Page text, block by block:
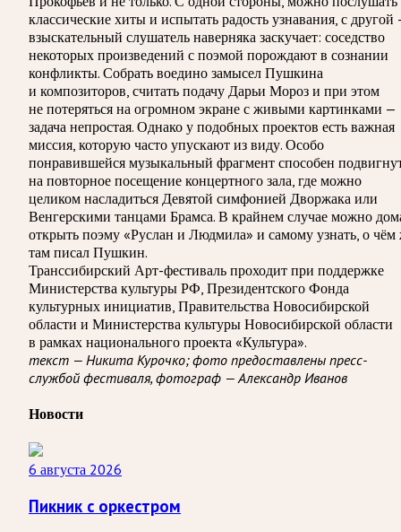
классические хиты и испытать радость узнавания, с другой
взыскательный слушатель наверняка заскучает: соседство
некоторых произведений с поэмой порождают в сознании
конфликты. Собрать воедино замысел Пушкина
и композиторов, считать подачу Дарьи Мороз и при этом
не потеряться на огромном экране с живыми картинками —
задача непростая. Однако у подобных проектов есть важная
миссия, которую часто упускают из виду. Особо
понравившейся музыкальный фрагмент способен
на повторное посещение концертного зала, где можно
целиком насладиться Девятой симфонией Дворжака или
Венгерскими танцами Брамса. В крайнем случае можно
открыть поэму «Руслан и Людмила» и самому узнать, о чём
там писал Пушкин.
Транссибирский Арт-фестиваль проходит при поддержке
Министерства культуры РФ, Президентского Фонда
культурных инициатив, Правительства Новосибирской
области и Министерства культуры Новосибирской области
в рамках национального проекта «Культура».
текст — Никита Курочко; фото предоставлены пресс-
службой фестиваля, фотограф — Александр Иванов
Новости
6 августа 2026
Пикник с оркестром